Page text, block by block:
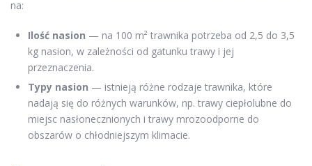
na:
Ilość nasion — na 100 m² trawnika potrzeba od 2,5 do 3,5
kg nasion, w zależności od gatunku trawy i jej
przeznaczenia.
Typy nasion — istnieją różne rodzaje trawnika, które
nadają się do różnych warunków, np. trawy ciepłolubne do
miejsc nasłonecznionych i trawy mrozoodporne do
obszarów o chłodniejszym klimacie.